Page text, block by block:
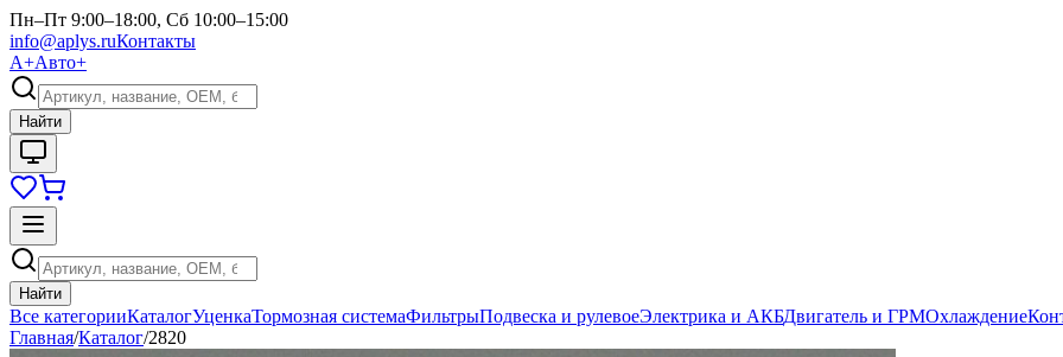
Пн–Пт 9:00–18:00, Сб 10:00–15:00
info@aplys.ruКонтакты
А+Авто+
Найти
Найти
Все категорииКаталогУценкаТормозная системаФильтрыПодвеска и рулевоеЭлектрика и АКБДвигатель и ГРМОхлаждение
Главная/Каталог/2820